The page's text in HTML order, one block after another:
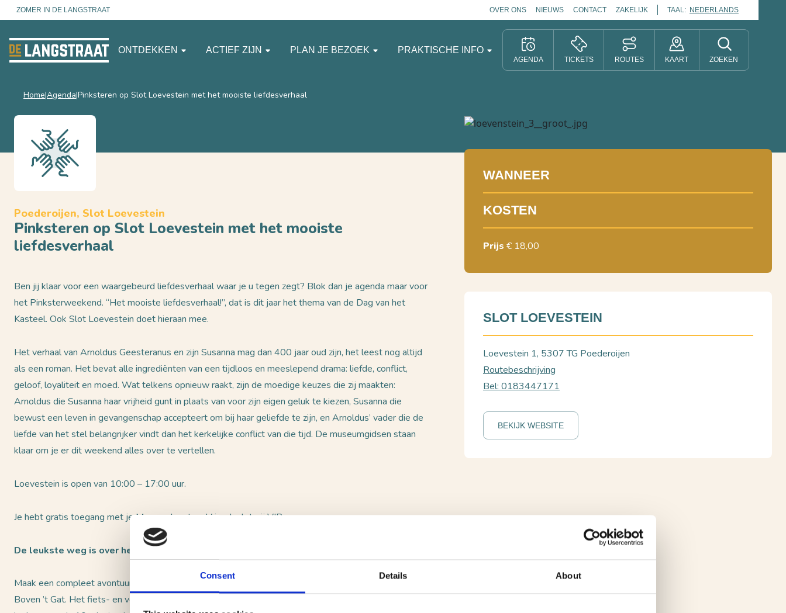
Consent Details About
ZOMER IN DE LANGSTRAAT OVER ONS NIEUWS CONTACT ZAKELIJK TAAL: NEDERLANDS
ONTDEKKEN ACTIEF ZIJN PLAN JE BEZOEK PRAKTISCHE INFO
AGENDA TICKETS ROUTES KAART ZOEKEN
Home Agenda Pinksteren op Slot Loevestein met het mooiste liefdesverhaal
Poederoijen, Slot Loevestein
Pinksteren op Slot Loevestein met het mooiste
liefdesverhaal
Ben jij klaar voor een waargebeurd liefdesverhaal waar je u tegen zegt? Blok dan je agenda maar voor
het Pinksterweekend. “Het mooiste liefdesverhaal!”, dat is dit jaar het thema van de Dag van het
Kasteel. Ook Slot Loevestein doet hieraan mee.
Het verhaal van Arnoldus Geesteranus en zijn Susanna mag dan 400 jaar oud zijn, het leest nog altijd
als een roman. Het bevat alle ingrediënten van een tijdloos en meeslepend drama: liefde, conflict,
geloof, loyaliteit en moed. Wat telkens opnieuw raakt, zijn de moedige keuzes die zij maakten:
Arnoldus die Susanna haar vrijheid gunt in plaats van voor zijn eigen geluk te kiezen, Susanna die
bewust een leven in gevangenschap accepteert om bij haar geliefde te zijn, en Arnoldus’ vader die de
liefde van het stel belangrijker vindt dan het kerkelijke conflict van die tijd. De museumgidsen staan
klaar om je er dit weekend alles over te vertellen.
Loevestein is open van 10:00 – 17:00 uur.
Je hebt gratis toegang met je Museumkaart en Vriendenloterij VIP-pas.
De leukste weg is over het water
Maak een compleet avontuur van je dagje Loevestein en reis met Riveer of het voetveer van Stichting
Boven ’t Gat. Het fiets- en voetveer vaart dit weekend tussen Woudrichem en het Munnikenland. Het
WANNEER
KOSTEN
Prijs € 18,00
SLOT LOEVESTEIN
Loevestein 1, 5307 TG Poederoijen
Routebeschrijving
Bel: 0183447171
BEKIJK WEBSITE